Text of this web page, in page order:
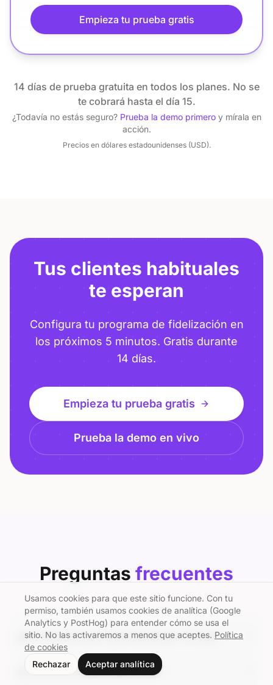
Usamos cookies para que este sitio funcione. Con tu
permiso, también usamos cookies de analítica (Google
Analytics y PostHog) para entender cómo se usa el
sitio. No las activaremos a menos que aceptes. Política
de cookies
Rechazar
Aceptar analítica
Empieza tu prueba gratis
14 días de prueba gratuita en todos los planes. No se
te cobrará hasta el día 15.
¿Todavía no estás seguro? Prueba la demo primeroy mírala en
acción.
Precios en dólares estadounidenses (USD).
Tus clientes habituales
te esperan
Configura tu programa de fidelización en
los próximos 5 minutos. Gratis durante
14 días.
Empieza tu prueba gratis
Prueba la demo en vivo
Preguntas frecuentes
¿Mis clientes tienen que descargar una app?
¿Cuánto tarda la configuración?